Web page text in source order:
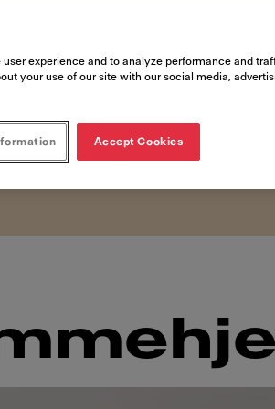
ikonisk enn Bondi.
kystlivsstil. Det er
inn mot
utover badehåndklærne
bare et steinkast
experience and to analyze performance and
your use of our site with our social media,
Accept Cookies